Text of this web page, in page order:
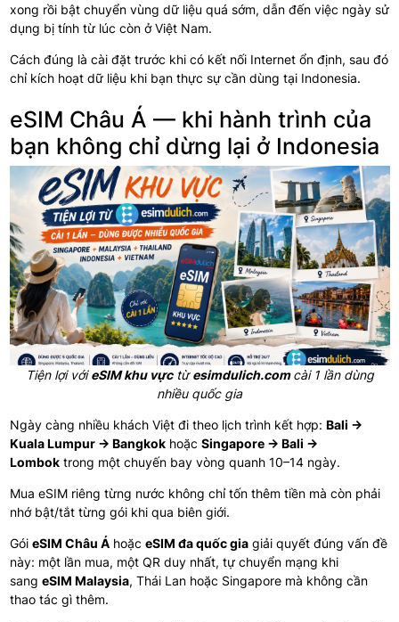
xong rồi bật chuyển vùng dữ liệu quá sớm, dẫn đến việc ngày sử
dụng bị tính từ lúc còn ở Việt Nam.
Cách đúng là cài đặt trước khi có kết nối Internet ổn định, sau đó
chỉ kích hoạt dữ liệu khi bạn thực sự cần dùng tại Indonesia.
eSIM Châu Á — khi hành trình của
bạn không chỉ dừng lại ở Indonesia
Tiện lợi vớieSIM khu vựctừesimdulich.comcài 1 lần dùng
nhiều quốc gia
Ngày càng nhiều khách Việt đi theo lịch trình kết hợp: Bali →
Kuala Lumpur → Bangkok hoặc Singapore → Bali →
Lombok trong một chuyến bay vòng quanh 10–14 ngày.
Mua eSIM riêng từng nước không chỉ tốn thêm tiền mà còn phải
nhớ bật/tắt từng gói khi qua biên giới.
Gói eSIM Châu Á hoặc eSIM đa quốc gia giải quyết đúng vấn đề
này: một lần mua, một QR duy nhất, tự chuyển mạng khi
sang eSIM Malaysia, Thái Lan hoặc Singapore mà không cần
thao tác gì thêm.